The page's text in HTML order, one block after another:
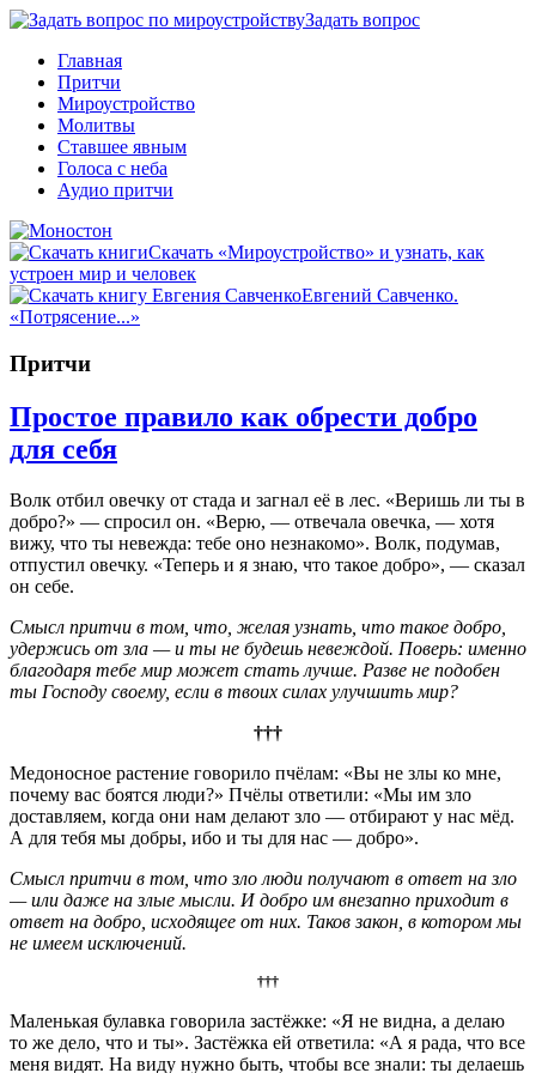
Задать вопрос
Главная
Притчи
Мироустройство
Молитвы
Ставшее явным
Голоса с неба
Аудио притчи
Скачать «Мироустройство» и узнать, как
устроен мир и человек
Евгений Савченко.
«Потрясение...»
Притчи
Простое правило как обрести добро
для себя
Волк отбил овечку от стада и загнал её в лес. «Веришь ли ты в
добро?» — спросил он. «Верю, — отвечала овечка, — хотя
вижу, что ты невежда: тебе оно незнакомо». Волк, подумав,
отпустил овечку. «Теперь и я знаю, что такое добро», — сказал
он себе.
Смысл притчи в том, что, желая узнать, что такое добро,
удержись от зла — и ты не будешь невеждой. Поверь: именно
благодаря тебе мир может стать лучше. Разве не подобен
ты Господу своему, если в твоих силах улучшить мир?
†††
Медоносное растение говорило пчёлам: «Вы не злы ко мне,
почему вас боятся люди?» Пчёлы ответили: «Мы им зло
доставляем, когда они нам делают зло — отбирают у нас мёд.
А для тебя мы добры, ибо и ты для нас — добро».
Смысл притчи в том, что зло люди получают в ответ на зло
— или даже на злые мысли. И добро им внезапно приходит в
ответ на добро, исходящее от них. Таков закон, в котором мы
не имеем исключений.
†††
Маленькая булавка говорила застёжке: «Я не видна, а делаю
то же дело, что и ты». Застёжка ей ответила: «А я рада, что все
меня видят. На виду нужно быть, чтобы все знали: ты делаешь